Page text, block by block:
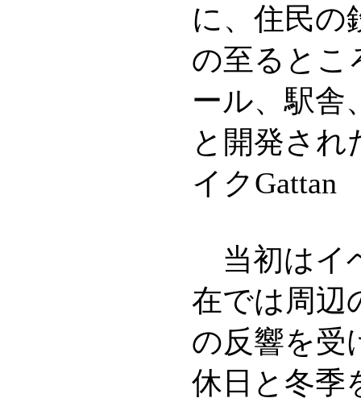
に、住民の
の至るとこ
ール、駅舎
と開発さ
イクGattan
当初はイ
在では周辺
の反響を受
休日と冬季